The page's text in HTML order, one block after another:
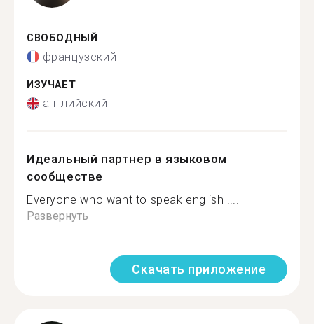
СВОБОДНЫЙ
французский
ИЗУЧАЕТ
английский
Идеальный партнер в языковом
сообществе
Everyone who want to speak english !...
Развернуть
Скачать приложение